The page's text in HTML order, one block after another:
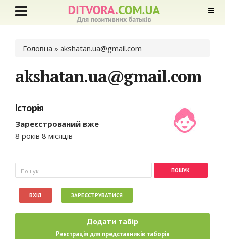
Ви є тут
Головна » akshatan.ua@gmail.com
akshatan.ua@gmail.com
Історія
Зареєстрований вже
8 років 8 місяців
Пошукова форма
Пошук
ВХІД ЗАРЕЄСТРУВАТИСЯ
Додати табір
Реєстрація для представників таборів